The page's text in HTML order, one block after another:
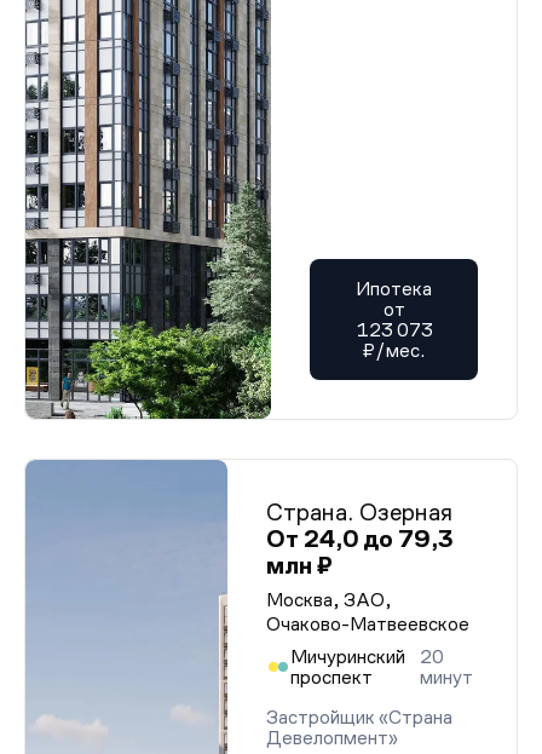
Ипотека
от
123 073
₽/мес.
Страна. Озерная
От 24,0 до 79,3
млн ₽
Москва, ЗАО,
Очаково-Матвеевское
Мичуринский
проспект
20
минут
Застройщик «Страна
Девелопмент»